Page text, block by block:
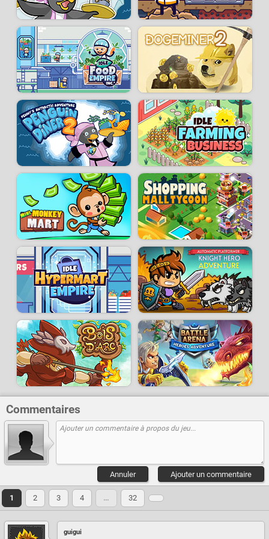
Commentaires
Ajouter un commentaire
Annuler
1 2 3 4 … 32
guigui